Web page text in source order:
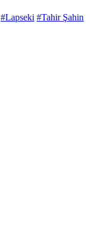
#Lapseki #Tahir Şahin